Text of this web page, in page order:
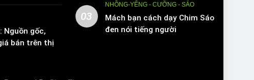
Nguồn gốc,
bán trên thị
03
NHỒNG-YỂNG - CƯỠNG - SÁO
Mách bạn cách dạy Chim Sáo
đen nói tiếng người